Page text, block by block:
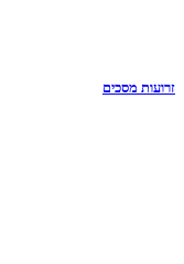
זרועות מסכים